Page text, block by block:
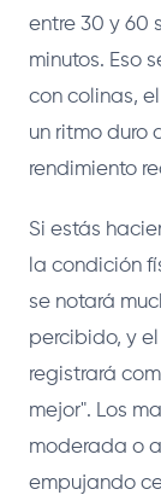
entre 30 y 60
minutos. Eso
con colinas,
un ritmo duro
rendimiento
Si estás
la condición
se notará
percibido, y
registrará
mejor". Los
moderada o
empujando